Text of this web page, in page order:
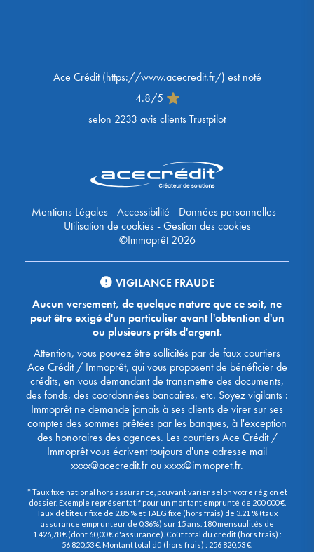
Ace Crédit(https://www.acecredit.fr/) est noté
4.8/5
selon 2233 avis clients Trustpilot
Mentions Légales-Accessibilité - Données personnelles-
Utilisation de cookies-Gestion des cookies
©Immoprêt 2026
VIGILANCE FRAUDE
Aucun versement, de quelque nature que ce soit, ne
peut être exigé d'un particulier avant l'obtention d'un
ou plusieurs prêts d'argent.
Attention, vous pouvez être sollicités par de faux courtiers
Ace Crédit / Immoprêt, qui vous proposent de bénéficier de
crédits, en vous demandant de transmettre des documents,
des fonds, des coordonnées bancaires, etc. Soyez vigilants :
Immoprêt ne demande jamais à ses clients de virer sur ses
comptes des sommes prêtées par les banques, à l'exception
des honoraires des agences. Les courtiers Ace Crédit /
Immoprêt vous écrivent toujours d'une adresse mail
xxxx@acecredit.fr ou xxxx@immopret.fr.
* Taux fixe national hors assurance, pouvant varier selon votre région et
dossier. Exemple représentatif pour un montant emprunté de 200 000 €.
Taux débiteur fixe de 2.85 % et TAEG fixe (hors frais) de 3.21 % (taux
assurance emprunteur de 0,36%) sur 15 ans. 180 mensualités de
1 426,78 € (dont 60,00 € d'assurance). Coût total du crédit (hors frais) :
56 820,53 €. Montant total dû (hors frais) : 256 820,53 €.